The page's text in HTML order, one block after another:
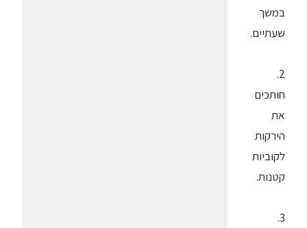
במשך
שעתיים.
2.
חותכים
את
הירקות
לקוביות
קטנות.
3.